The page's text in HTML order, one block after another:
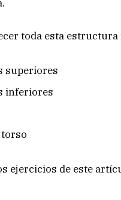
toda esta
superiores
inferiores
ejercicios de este